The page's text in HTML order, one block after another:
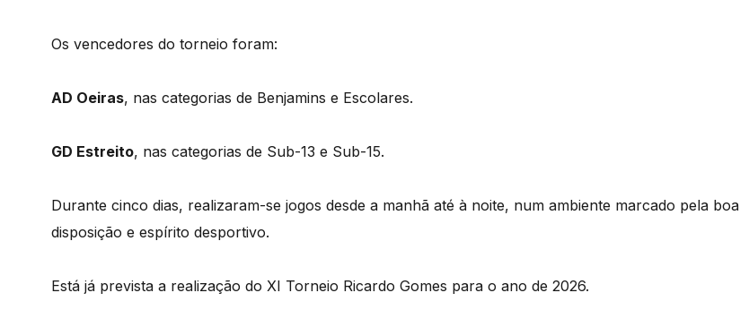
Os vencedores do torneio foram:
AD Oeiras, nas categorias de Benjamins e Escolares.
GD Estreito, nas categorias de Sub-13 e Sub-15.
Durante cinco dias, realizaram-se jogos desde a manhã até à noite, num ambiente marcado pela boa
disposição e espírito desportivo.
Está já prevista a realização do XI Torneio Ricardo Gomes para o ano de 2026.